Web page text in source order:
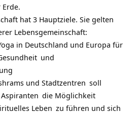
hat 3 Hauptziele. Sie gelten
Lebensgemeinschaft:
in Deutschland und Europa für
und
und Stadtzentren soll
Aspiranten die Möglichkeit
Leben zu führen und sich